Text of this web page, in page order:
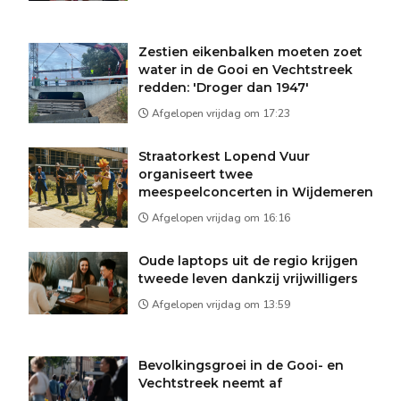
Zestien eikenbalken moeten zoet
water in de Gooi en Vechtstreek
redden: 'Droger dan 1947'
Afgelopen vrijdag om 17:23
Straatorkest Lopend Vuur
organiseert twee
meespeelconcerten in Wijdemeren
Afgelopen vrijdag om 16:16
Oude laptops uit de regio krijgen
tweede leven dankzij vrijwilligers
Afgelopen vrijdag om 13:59
Bevolkingsgroei in de Gooi- en
Vechtstreek neemt af